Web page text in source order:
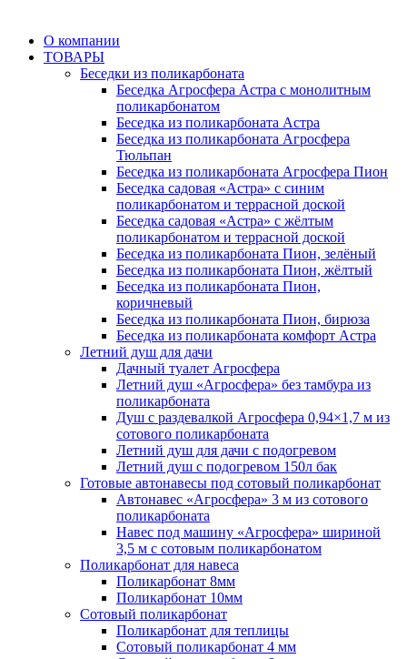
О компании
ТОВАРЫ
Беседки из поликарбоната
Беседка Агросфера Астра с монолитным
поликарбонатом
Беседка из поликарбоната Астра
Беседка из поликарбоната Агросфера
Тюльпан
Беседка из поликарбоната Агросфера Пион
Беседка садовая «Астра» с синим
поликарбонатом и террасной доской
Беседка садовая «Астра» с жёлтым
поликарбонатом и террасной доской
Беседка из поликарбоната Пион, зелёный
Беседка из поликарбоната Пион, жёлтый
Беседка из поликарбоната Пион,
коричневый
Беседка из поликарбоната Пион, бирюза
Беседка из поликарбоната комфорт Астра
Летний душ для дачи
Дачный туалет Агросфера
Летний душ «Агросфера» без тамбура из
поликарбоната
Душ с раздевалкой Агросфера 0,94×1,7 м из
сотового поликарбоната
Летний душ для дачи с подогревом
Летний душ с подогревом 150л бак
Готовые автонавесы под сотовый поликарбонат
Автонавес «Агросфера» 3 м из сотового
поликарбоната
Навес под машину «Агросфера» шириной
3,5 м с сотовым поликарбонатом
Поликарбонат для навеса
Поликарбонат 8мм
Поликарбонат 10мм
Сотовый поликарбонат
Поликарбонат для теплицы
Сотовый поликарбонат 4 мм